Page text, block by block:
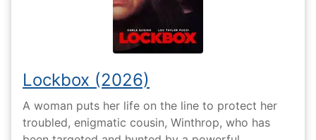
Lockbox (2026)
A woman puts her life on the line to protect her
troubled, enigmatic cousin, Winthrop, who has